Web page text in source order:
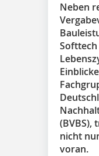
Neben
Softtech
(BVBS),
nicht
voran.